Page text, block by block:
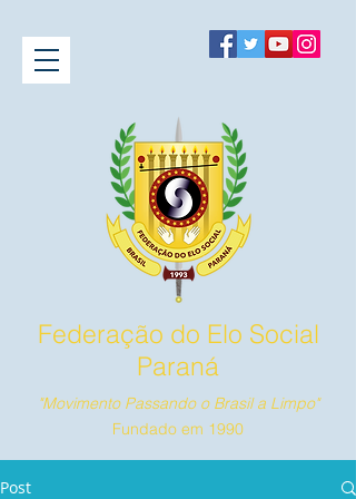
Federação do Elo Social
Paraná
"Movimento Passando o Brasil a Limpo"
Fundado em 1990
Post